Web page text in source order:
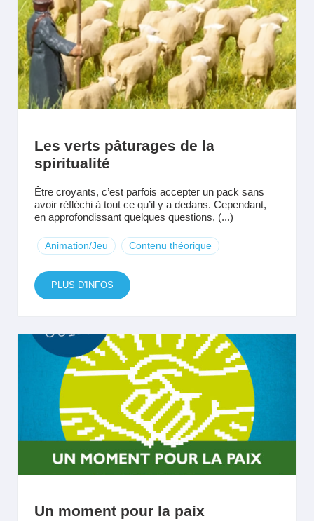
Les verts pâturages de la
spiritualité
Être croyants, c’est parfois accepter un pack sans
avoir réfléchi à tout ce qu’il y a dedans. Cependant,
en approfondissant quelques questions, (...)
Animation/Jeu Contenu théorique
PLUS D'INFOS
Un moment pour la paix